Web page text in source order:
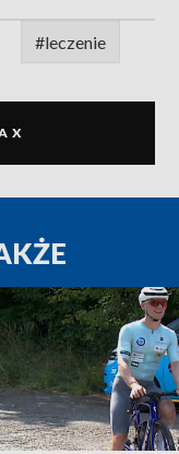
#leczenie
X